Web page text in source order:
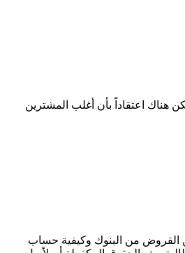
هناك اعتقاداً بأن أغلب المشترين
القروض من البنوك وكيفية حساب